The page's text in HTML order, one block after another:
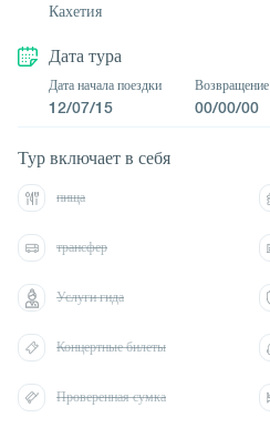
Кахетия
Дата тура
Дата начала поездки
12/07/15
Возвращение
00/00/00
Тур включает в себя
пища
трансфер
Услуги гида
Концертные билеты
Проверенная сумка